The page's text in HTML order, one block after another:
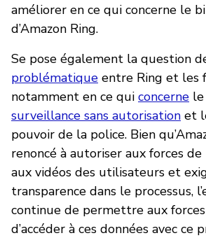
améliorer en ce qui concerne le
d’Amazon Ring.
Se pose également la question
problématique entre Ring et les
notamment en ce qui concerne le
surveillance sans autorisation et
pouvoir de la police. Bien
renoncé à autoriser aux forces de
aux vidéos des utilisateurs et
transparence dans le processus,
continue de permettre aux forces
d’accéder à ces données avec ce